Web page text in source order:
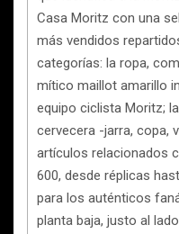
Casa Moritz con una
más vendidos
categorías: la ropa,
mítico maillot amarillo
equipo ciclista Moritz;
cervecera -jarra, copa,
artículos relacionados
600, desde réplicas
para los auténticos
planta baja, justo al